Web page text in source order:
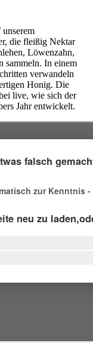
die fleißig Nektar
Löwenzahn,
sammeln. In einem
verwandeln
Honig. Die
live, wie sich der
Jahr entwickelt.